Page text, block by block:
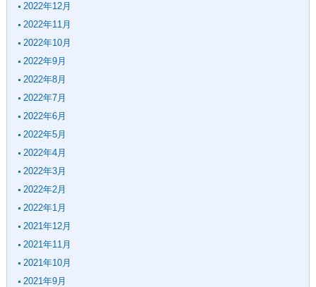
2022年12月
2022年11月
2022年10月
2022年9月
2022年8月
2022年7月
2022年6月
2022年5月
2022年4月
2022年3月
2022年2月
2022年1月
2021年12月
2021年11月
2021年10月
2021年9月